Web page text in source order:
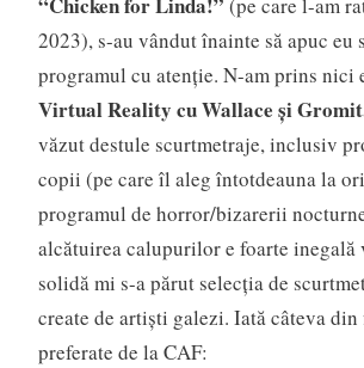
(pe care l-am
2023), s-au vândut înainte să apuc eu
programul cu atenție. N-am prins nici
Virtual Reality cu Wallace și
văzut destule scurtmetraje, inclusiv
copii (pe care îl aleg întotdeauna la
programul de horror/bizarerii
alcătuirea calupurilor e foarte inegală
solidă mi s-a părut selecția de
create de artiști galezi. Iată câteva
preferate de la CAF: